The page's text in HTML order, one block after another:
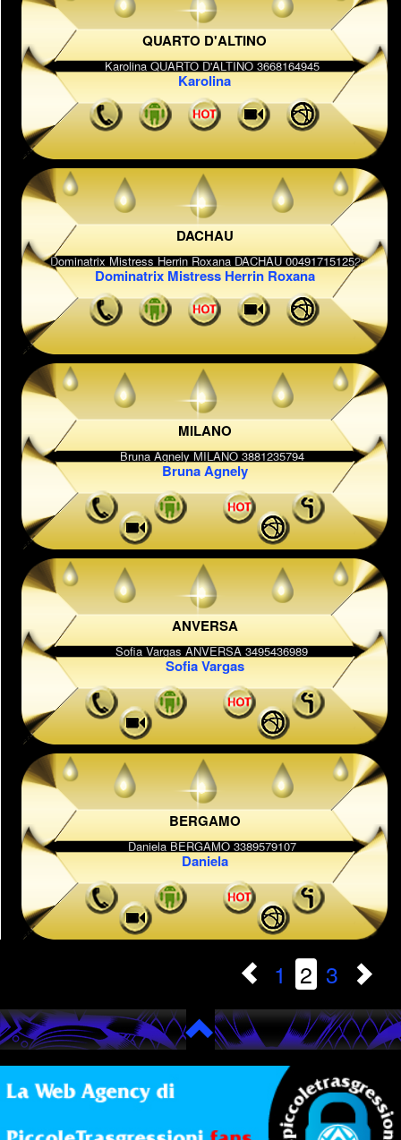
QUARTO D'ALTINO
Karolina
DACHAU
Dominatrix Mistress Herrin Roxana
MILANO
Bruna Agnely
ANVERSA
Sofia Vargas
BERGAMO
Daniela
1 2 3